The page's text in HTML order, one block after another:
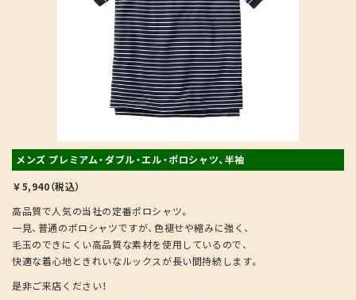
メンズ プレミアム・ダブル・エル・ポロシャツ、半袖
￥5,940（税込）
高品質で人気の当社の定番ポロシャツ。
一見、普通のポロシャツですが、色褪せや縮みに強く、
毛玉のできにくい高品質な素材を使用しているので、
快適な着心地ときれいなルックスが長い間持続します。
是非ご来店ください！